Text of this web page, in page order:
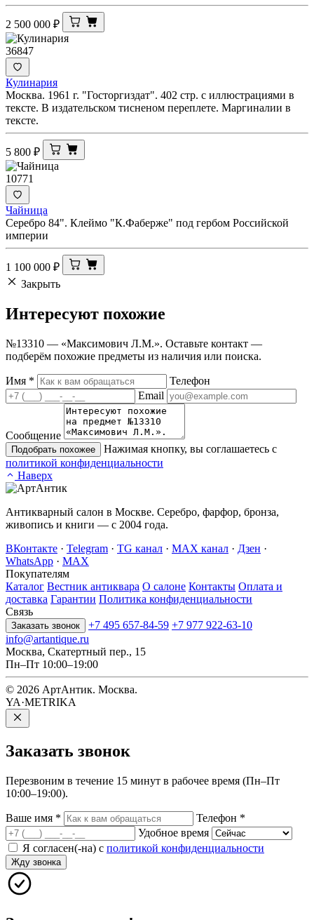
2 500 000 ₽
36847
Кулинария
Москва. 1961 г. "Госторгиздат". 402 стр. с иллюстрациями в
тексте. В издательском тисненом переплете. Маргиналии в
тексте.
5 800 ₽
10771
Чайница
Серебро 84". Клеймо "К.Фаберже" под гербом Российской
империи
1 100 000 ₽
Закрыть
Интересуют похожие
№13310 — «Максимович Л.М.». Оставьте контакт —
подберём похожие предметы из наличия или поиска.
Имя *
Телефон
Email
Сообщение
Подобрать похожее
Нажимая кнопку, вы соглашаетесь с
политикой конфиденциальности
Наверх
Антикварный салон в Москве. Серебро, фарфор, бронза,
живопись и книги — с 2004 года.
ВКонтакте · Telegram · TG канал · MAX канал · Дзен ·
WhatsApp · MAX
Покупателям
Каталог Вестник антиквара О салоне Контакты Оплата и
доставка Гарантии Политика конфиденциальности
Связь
Заказать звонок +7 495 657-84-59 +7 977 922-63-10
info@artantique.ru
Москва, Скатертный пер., 15
Пн–Пт 10:00–19:00
© 2026 АртАнтик. Москва.
YA·METRIKA
Заказать звонок
Перезвоним в течение 15 минут в рабочее время (Пн–Пт
10:00–19:00).
Ваше имя * Телефон *
Удобное время
Я согласен(-на) с политикой конфиденциальности
Жду звонка